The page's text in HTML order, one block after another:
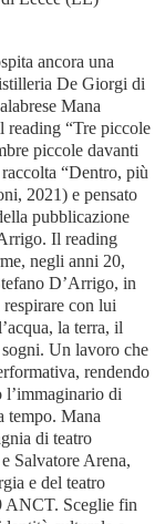
ancora una
De Giorgi di
Mana
reading “Tre piccole
piccole davanti
“Dentro, più
2021) e pensato
pubblicazione
Il reading
negli anni 20,
D’Arrigo, in
con lui
la terra, il
Un lavoro che
rendendo
l’immaginario di
tempo. Mana
di teatro
Salvatore Arena,
e del teatro
ANCT. Sceglie fin